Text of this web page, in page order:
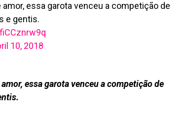
essa garota venceu a competição de
e gentis.
10, 2018
essa garota venceu a competição de